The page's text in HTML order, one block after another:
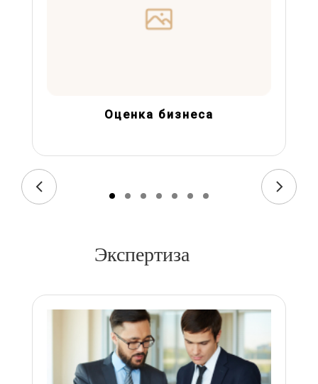
Оценка бизнеса
Экспертиза